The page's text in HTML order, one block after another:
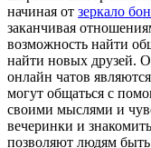
начиная от зеркало
заканчивая
возможность найти
найти новых друзей.
онлайн чатов
могут общаться с
своими мыслями и
вечеринки и
позволяют людям